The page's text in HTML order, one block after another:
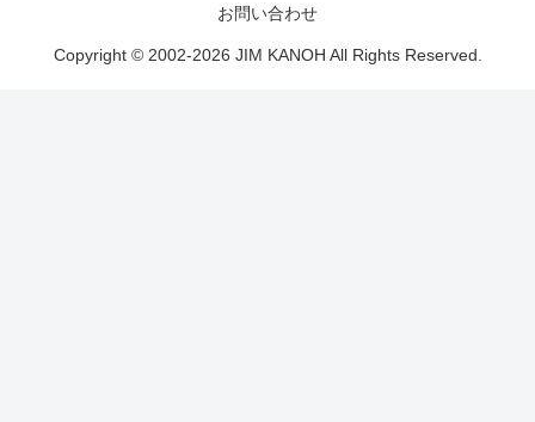
お問い合わせ
Copyright © 2002-2026 JIM KANOH All Rights Reserved.